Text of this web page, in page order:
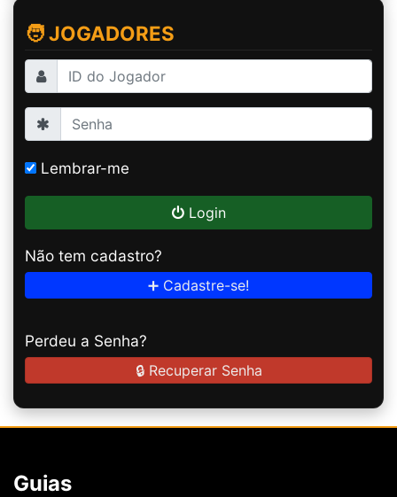
🧑 JOGADORES
Lembrar-me
Login
Não tem cadastro?
➕ Cadastre-se!
Perdeu a Senha?
🔒 Recuperar Senha
Guias